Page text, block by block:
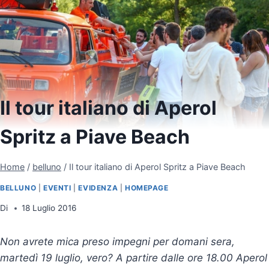
Il tour italiano di Aperol
Spritz a Piave Beach
Home / belluno / Il tour italiano di Aperol Spritz a Piave Beach
BELLUNO EVENTI |EVIDENZA HOMEPAGE
Di 18 Luglio 2016
Non avrete mica preso impegni per domani sera,
martedì 19 luglio, vero? A partire dalle ore 18.00 Aperol